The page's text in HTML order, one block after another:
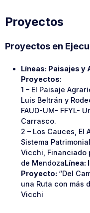
Proyectos
Proyectos en
Líneas: Paisajes y
Proyectos:
1 – El Paisaje
Luis Beltrán y
FAUD-UM- FFYL-
Carrasco.
2 – Los Cauces, El
Sistema
Vicchi, Financiado
de MendozaLínea:
Proyecto: “Del
una Ruta con más
Vicchi